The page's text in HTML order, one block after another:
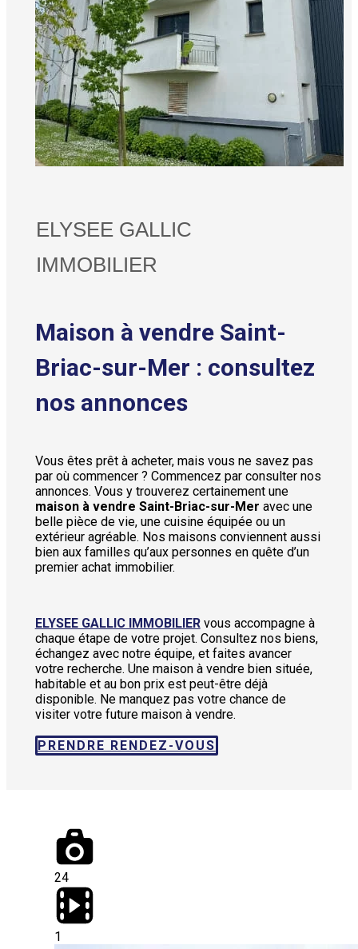
ELYSEE GALLIC
IMMOBILIER
Maison à vendre Saint-
Briac-sur-Mer : consultez
nos annonces
Vous êtes prêt à acheter, mais vous ne savez pas
par où commencer ? Commencez par consulter nos
annonces. Vous y trouverez certainement une
maison à vendre Saint-Briac-sur-Mer avec une
belle pièce de vie, une cuisine équipée ou un
extérieur agréable. Nos maisons conviennent aussi
bien aux familles qu’aux personnes en quête d’un
premier achat immobilier.
ELYSEE GALLIC IMMOBILIERvous accompagne à
chaque étape de votre projet. Consultez nos biens,
échangez avec notre équipe, et faites avancer
votre recherche. Une maison à vendre bien située,
habitable et au bon prix est peut-être déjà
disponible. Ne manquez pas votre chance de
visiter votre future maison à vendre.
PRENDRE RENDEZ-VOUS
24
1